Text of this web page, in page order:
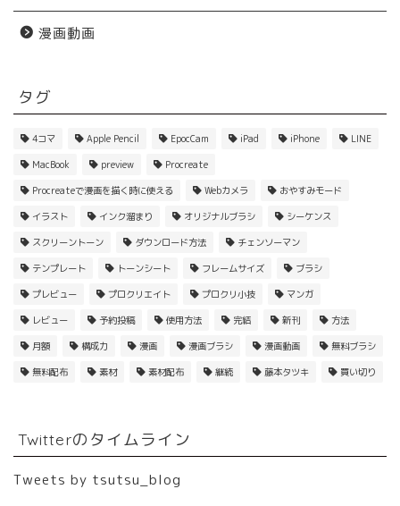
漫画動画
タグ
4コマ Apple Pencil EpocCam iPad iPhone LINE
MacBook preview Procreate
Procreateで漫画を描く時に使える Webカメラ おやすみモード
イラスト インク溜まり オリジナルブラシ シーケンス
スクリーントーン ダウンロード方法 チェンソーマン
テンプレート トーンシート フレームサイズ ブラシ
プレビュー プロクリエイト プロクリ小技 マンガ
レビュー 予約投稿 使用方法 完結 新刊 方法
月額 構成力 漫画 漫画ブラシ 漫画動画 無料ブラシ
無料配布 素材 素材配布 継続 藤本タツキ 買い切り
Twitterのタイムライン
Tweets by tsutsu_blog